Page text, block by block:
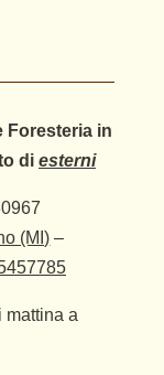
Foresteria in
di esterni
(MI) –
mattina a